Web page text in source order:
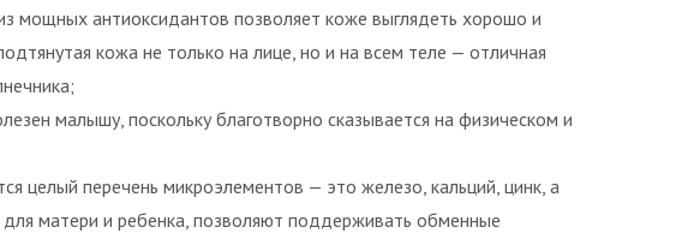
мощных антиоксидантов позволяет коже выглядеть хорошо и
кожа не только на лице, но и на всем теле — отличная
малышу, поскольку благотворно сказывается на физическом и
целый перечень микроэлементов — это железо, кальций, цинк, а
матери и ребенка, позволяют поддерживать обменные